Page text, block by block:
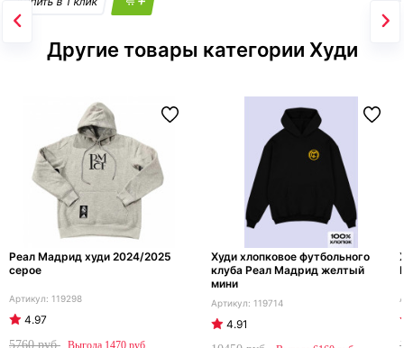
Другие товары категории Худи
Реал Мадрид худи 2024/2025
серое
119298
4.97
5760
Худи хлопковое футбольного
клуба Реал Мадрид желтый
мини
119714
4.91